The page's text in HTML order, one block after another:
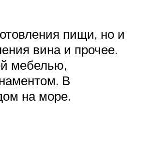
пищи, но и
вина и прочее.
мебелью,
В
на море.